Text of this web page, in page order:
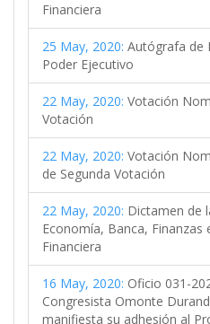
Financiera
25 May, 2020: Autógrafa de
Poder Ejecutivo
22 May, 2020: Votación
Votación
22 May, 2020: Votación
de Segunda Votación
22 May, 2020: Dictamen de
Economía, Banca, Finanzas
Financiera
16 May, 2020: Oficio 031-
Congresista Omonte
manifiesta su adhesión al